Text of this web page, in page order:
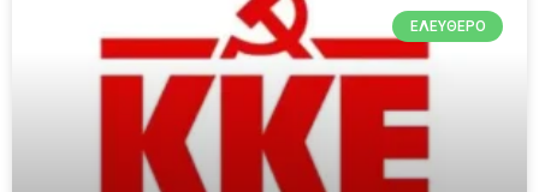
ΕΛΕΎΘΕΡΟ